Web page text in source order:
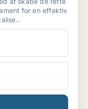
for en effektiv